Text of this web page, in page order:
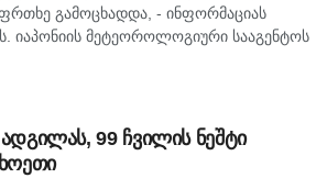
გამოცხადდა, - ინფორმაციას
იაპონიის მეტეოროლოგიური სააგენტოს
კიუ-შიუზე, კუმამოტოს
ხელისუფლებამ 1 მეტრის სიმაღლის
99 ჩვილის ნეშტი